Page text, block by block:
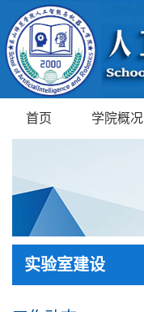
首页 学院概况
实验室建设